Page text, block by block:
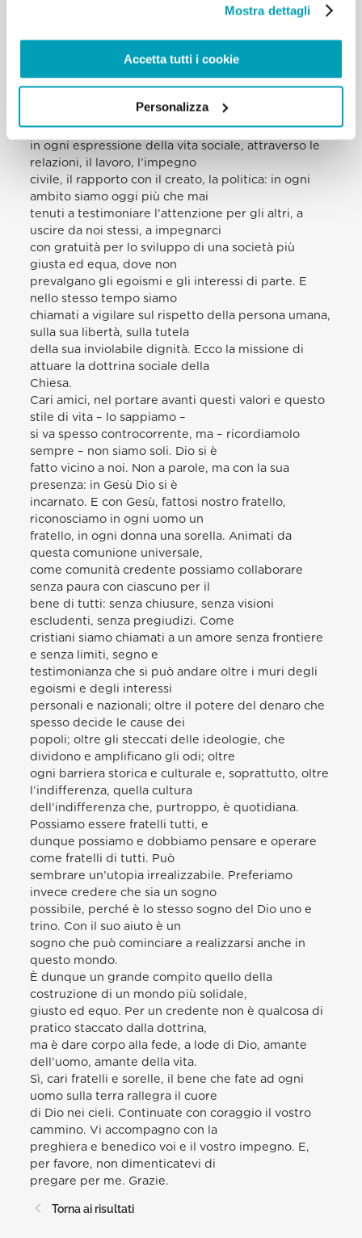
Mostra dettagli
Accetta tutti i cookie
Personalizza
come cardini delle vostre riflessioni e che
che è Trinità. Dio è una comunione di Persone e ci
orienta a realizzarci attraverso
l’apertura generosa agli altri (solidarietà),
altri (cooperazione), attraverso l’impegno per gli
altri (responsabilità). E a farlo
in ogni espressione della vita sociale, attraverso le
relazioni, il lavoro, l’impegno
civile, il rapporto con il creato, la politica: in ogni
ambito siamo oggi più che mai
tenuti a testimoniare l’attenzione per gli altri, a
uscire da noi stessi, a impegnarci
con gratuità per lo sviluppo di una società più
giusta ed equa, dove non
prevalgano gli egoismi e gli interessi di parte. E
nello stesso tempo siamo
chiamati a vigilare sul rispetto della persona umana,
sulla sua libertà, sulla tutela
della sua inviolabile dignità. Ecco la missione di
attuare la dottrina sociale della
Chiesa.
Cari amici, nel portare avanti questi valori e questo
stile di vita – lo sappiamo –
si va spesso controcorrente, ma – ricordiamolo
sempre – non siamo soli. Dio si è
fatto vicino a noi. Non a parole, ma con la sua
presenza: in Gesù Dio si è
incarnato. E con Gesù, fattosi nostro fratello,
riconosciamo in ogni uomo un
fratello, in ogni donna una sorella. Animati da
questa comunione universale,
come comunità credente possiamo collaborare
senza paura con ciascuno per il
bene di tutti: senza chiusure, senza visioni
escludenti, senza pregiudizi. Come
cristiani siamo chiamati a un amore senza frontiere
e senza limiti, segno e
testimonianza che si può andare oltre i muri degli
egoismi e degli interessi
personali e nazionali; oltre il potere del denaro che
spesso decide le cause dei
popoli; oltre gli steccati delle ideologie, che
dividono e amplificano gli odi; oltre
ogni barriera storica e culturale e, soprattutto, oltre
l’indifferenza, quella cultura
dell’indifferenza che, purtroppo, è quotidiana.
Possiamo essere fratelli tutti, e
dunque possiamo e dobbiamo pensare e operare
come fratelli di tutti. Può
sembrare un’utopia irrealizzabile. Preferiamo
invece credere che sia un sogno
possibile, perché è lo stesso sogno del Dio uno e
trino. Con il suo aiuto è un
sogno che può cominciare a realizzarsi anche in
questo mondo.
È dunque un grande compito quello della
costruzione di un mondo più solidale,
giusto ed equo. Per un credente non è qualcosa di
pratico staccato dalla dottrina,
ma è dare corpo alla fede, a lode di Dio, amante
dell’uomo, amante della vita.
Sì, cari fratelli e sorelle, il bene che fate ad ogni
uomo sulla terra rallegra il cuore
di Dio nei cieli. Continuate con coraggio il vostro
cammino. Vi accompagno con la
preghiera e benedico voi e il vostro impegno. E,
per favore, non dimenticatevi di
pregare per me. Grazie.
Torna ai risultati